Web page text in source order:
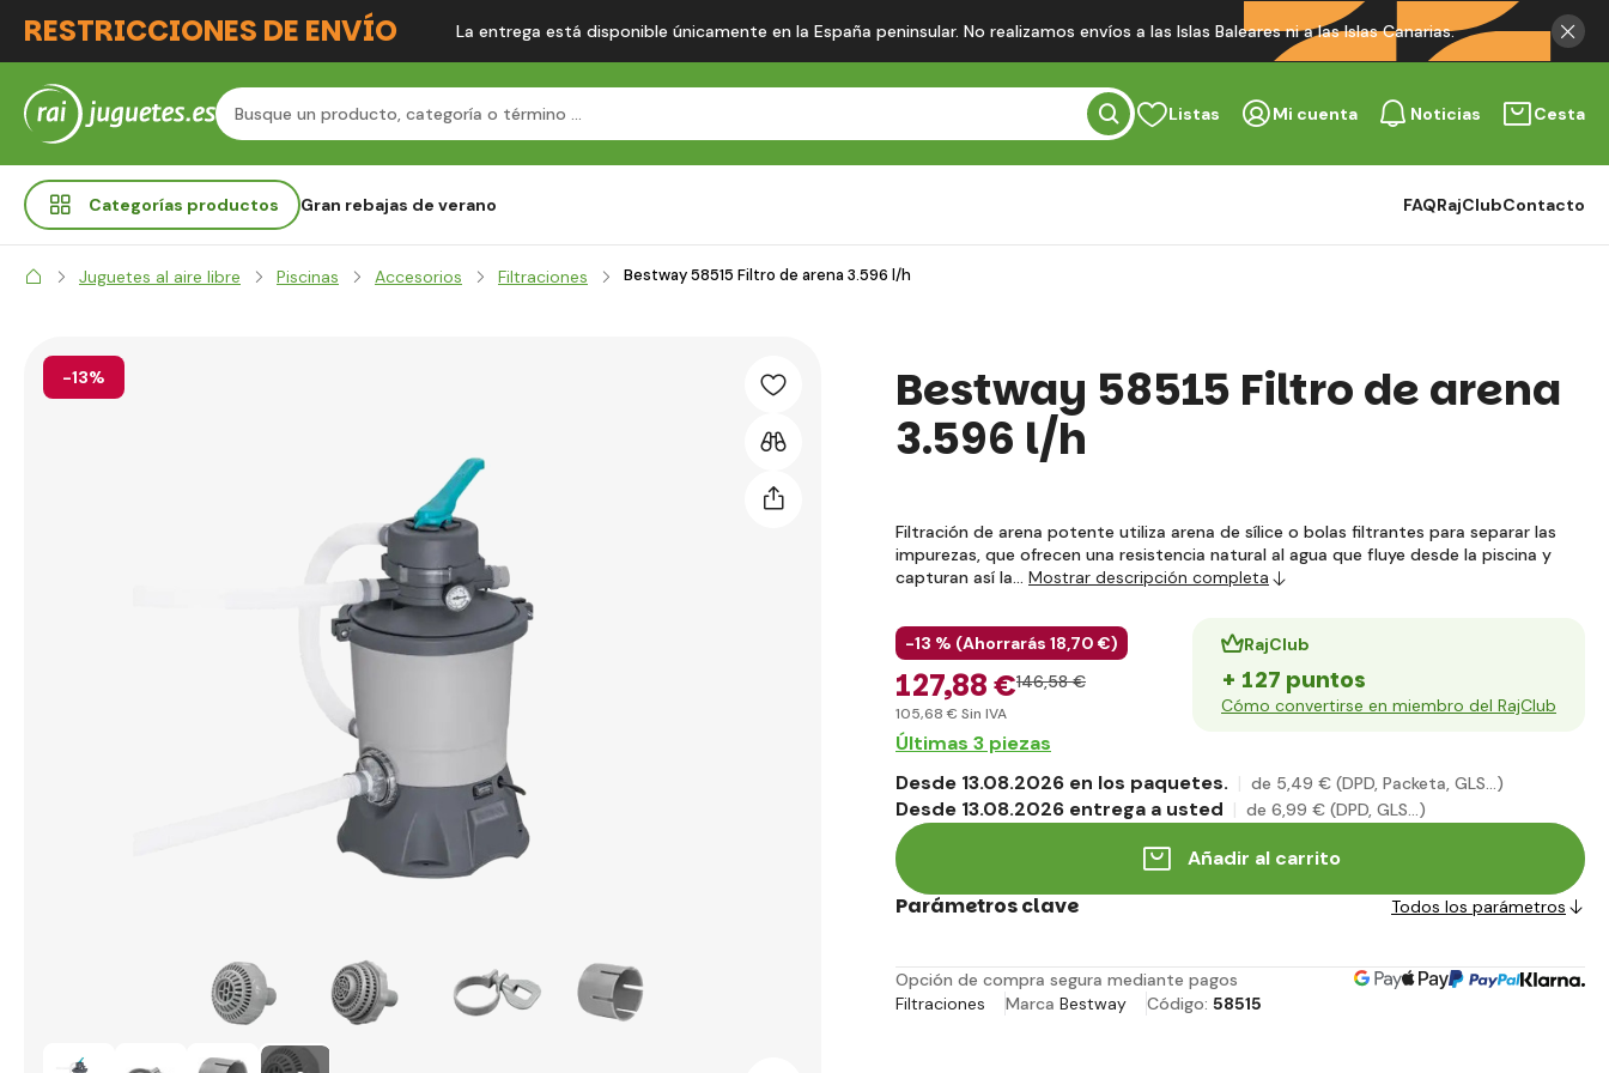
RESTRICCIONES DE ENVÍO La entrega está disponible únicamente en la España peninsular. No realizamos envíos a las Islas Baleares ni a las Islas Canarias.
Listas Mi cuenta Noticias Cesta
Categorías productos Gran rebajas de verano FAQRajClubContacto
Juguetes al aire libre Piscinas Accesorios Filtraciones Bestway 58515 Filtro de arena 3.596 l/h
-13%
Bestway 58515 Filtro de arena
3.596 l/h
Filtración de arena potente utiliza arena de sílice o bolas filtrantes para separar las
impurezas, que ofrecen una resistencia natural al agua que fluye desde la piscina y
capturan así la… Mostrar descripción completa
-13 % (Ahorrarás 18,70 €)
127,88 €146,58 €
105,68 € Sin IVA
RajClub
+ 127 puntos
Cómo convertirse en miembro del RajClub
Últimas 3 piezas
Desde 13.08.2026 en los paquetes.
de 5,49 € (DPD, Packeta, GLS...)
Desde 13.08.2026 entrega a usted de 6,99 € (DPD, GLS...)
Añadir al carrito
Parámetros clave Todos los parámetros
Opción de compra segura mediante pagos
Filtraciones
Marca Bestway Código: 58515